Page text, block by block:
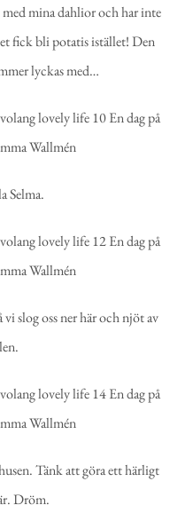
mina dahlior och har inte
fick bli potatis istället! Den
lyckas med…
Selma.
slog oss ner här och njöt av
Tänk att göra ett härligt
Dröm.